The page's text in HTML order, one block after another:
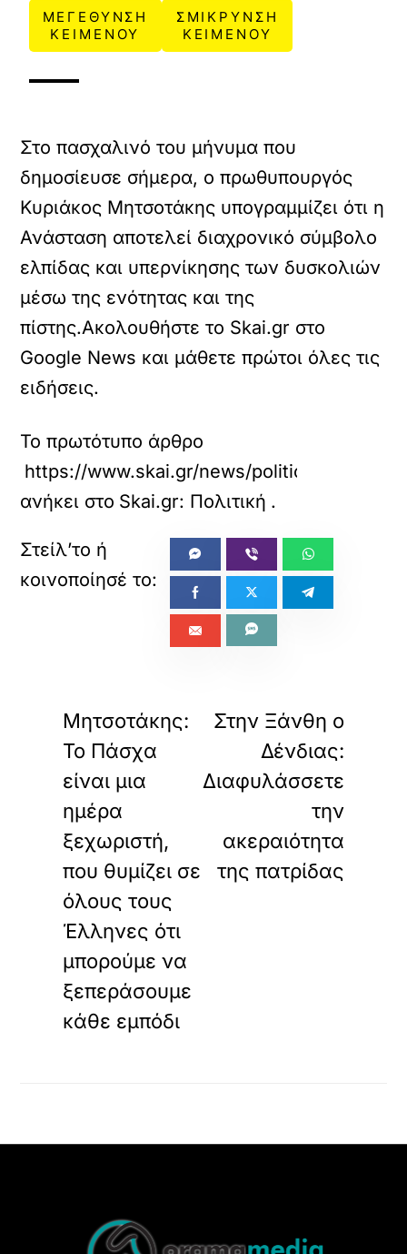
ΜΕΓΕΘΥΝΣΗ
ΚΕΙΜΕΝΟΥ
ΣΜΙΚΡΥΝΣΗ
ΚΕΙΜΕΝΟΥ
Στο πασχαλινό του μήνυμα που
δημοσίευσε σήμερα, ο πρωθυπουργός
Κυριάκος Μητσοτάκης υπογραμμίζει ότι η
Ανάσταση αποτελεί διαχρονικό σύμβολο
ελπίδας και υπερνίκησης των δυσκολιών
μέσω της ενότητας και της
πίστης.Ακολουθήστε το Skai.gr στο
Google News και μάθετε πρώτοι όλες τις
ειδήσεις.
Το πρωτότυπο άρθρο
https://www.skai.gr/news/politics/
ανήκει στο Skai.gr: Πολιτική .
Μητσοτάκης:
Το Πάσχα
είναι μια
ημέρα
ξεχωριστή,
που θυμίζει σε
όλους τους
Έλληνες ότι
μπορούμε να
ξεπεράσουμε
κάθε εμπόδι
Στην Ξάνθη ο
Δένδιας:
Διαφυλάσσετε
την
ακεραιότητα
της πατρίδας